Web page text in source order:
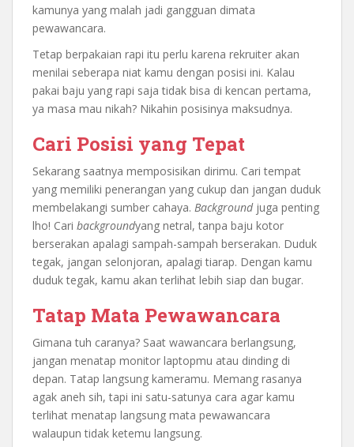
kamunya yang malah jadi gangguan dimata
pewawancara.
Tetap berpakaian rapi itu perlu karena rekruiter akan
menilai seberapa niat kamu dengan posisi ini. Kalau
pakai baju yang rapi saja tidak bisa di kencan pertama,
ya masa mau nikah? Nikahin posisinya maksudnya.
Cari Posisi yang Tepat
Sekarang saatnya memposisikan dirimu. Cari tempat
yang memiliki penerangan yang cukup dan jangan duduk
membelakangi sumber cahaya. Background juga penting
lho! Cari backgroundyang netral, tanpa baju kotor
berserakan apalagi sampah-sampah berserakan. Duduk
tegak, jangan selonjoran, apalagi tiarap. Dengan kamu
duduk tegak, kamu akan terlihat lebih siap dan bugar.
Tatap Mata Pewawancara
Gimana tuh caranya? Saat wawancara berlangsung,
jangan menatap monitor laptopmu atau dinding di
depan. Tatap langsung kameramu. Memang rasanya
agak aneh sih, tapi ini satu-satunya cara agar kamu
terlihat menatap langsung mata pewawancara
walaupun tidak ketemu langsung.